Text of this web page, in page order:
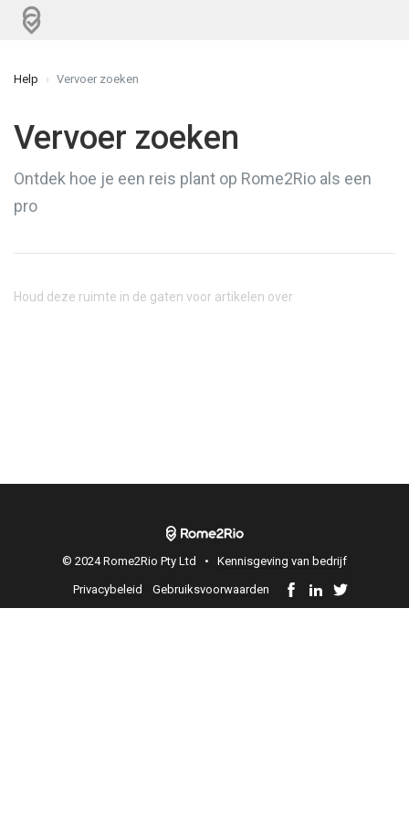
Help Vervoer zoeken
Vervoer zoeken
Ontdek hoe je een reis plant op Rome2Rio als een
pro
Houd deze ruimte in de gaten voor artikelen over
© 2024 Rome2Rio Pty Ltd • Kennisgeving van bedrijf
Privacybeleid Gebruiksvoorwaarden